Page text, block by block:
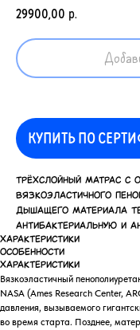
29900,00 р.
КУПИТЬ ПО
Трёхслойный матрас с
вязкоэластичного
дышащего материала
антибактериальную и
ХАРАКТЕРИСТИКИ
ОСОБЕННОСТИ
ХАРАКТЕРИСТИКИ
Вязкоэластичный
NASA (Ames Research Center,
давления, вызываемого
во время старта. Позднее,